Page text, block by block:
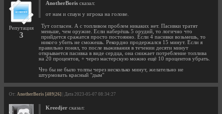
Репутация
3
AnotherBoris сказал:
от нам и спаун у игрока на голове.
Тут согласен. А с топливом проблем никаких нет. Пасивки тратят
меньше, чем оружие. Если наберёшь 5 орудий, то логично что
прийдется сражатся просто постоянно. Если 4 пасивки возьмешь, то
никого убить не сможешь. Рекордно продержался 15 минут. Если я
правильно понял, то после выживания в течении десяти минут
открывается пасивка в виде сердца, она снижает потребление топлива
на 20 процентов, + через мастерскую можно ещё 10 процентов убрать.
Что бы не было толпы через несколько минут, желательно не
штурмовать красный "дым"
От: AnotherBoris [489|26] | Дата 2023-05-07 08:34:27
Kreedjer сказал: